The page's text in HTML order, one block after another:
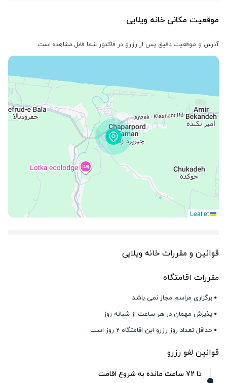
موقعیت مکانی خانه ویلایی
آدرس و موقعیت دقیق پس از رزرو در فاکتور شما قابل مشاهده است.
قوانین و مقررات خانه ویلایی
مقررات اقامتگاه
برگزاری مراسم مجاز نمی باشد
پذیرش مهمان در هر ساعت از شبانه روز
حداقل تعداد روز رزرو این اقامتگاه 2 روز است
قوانین لغو رزرو
تا 72 ساعت مانده به شروع اقامت